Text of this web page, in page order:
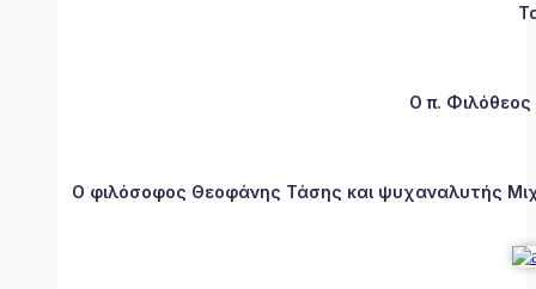
Ο π.
Ο φιλόσοφος Θεοφάνης Τάσης και ψυχαναλυτής